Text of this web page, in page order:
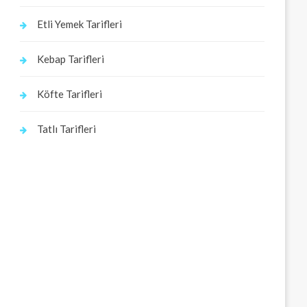
Etli Yemek Tarifleri
Kebap Tarifleri
Köfte Tarifleri
Tatlı Tarifleri